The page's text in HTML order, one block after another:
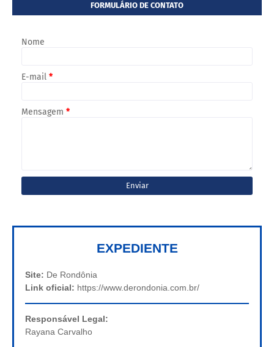
FORMULÁRIO DE CONTATO
Nome
E-mail *
Mensagem *
EXPEDIENTE
Site: De Rondônia
Link oficial: https://www.derondonia.com.br/
Responsável Legal:
Rayana Carvalho